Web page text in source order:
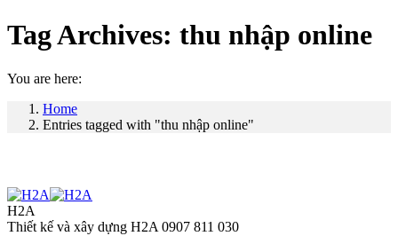
Tag Archives: thu nhập online
You are here:
Home
Entries tagged with "thu nhập online"
H2A
Thiết kế và xây dựng H2A 0907 811 030